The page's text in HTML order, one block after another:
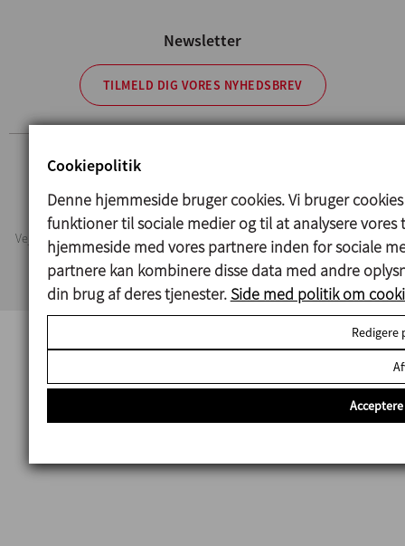
Newsletter
TILMELD DIG VORES NYHEDSBREV
Juridisk meddelelse
Information Security Policy
Vejledende oplysninger. Vi forbeholder os ret til at ændre ethvert materiale
eller karakteristika uden forudgående meddelelse. Billeder uden for
kontrakt. All Rights Reserved
Cookiepolitik
Denne hjemmeside bruger cookies. Vi bruger
funktioner til sociale medier og til at analysere
hjemmeside med vores partnere inden for sociale
partnere kan kombinere disse data med andre
din brug af deres tjenester. Side med politik om